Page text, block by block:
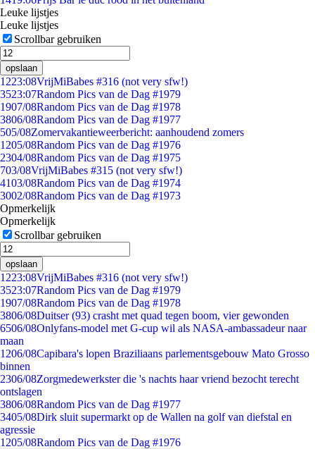
Leuke lijstjes
Leuke lijstjes
Scrollbar gebruiken
opslaan
1223:08VrijMiBabes #316 (not very sfw!)
3523:07Random Pics van de Dag #1979
1907/08Random Pics van de Dag #1978
3806/08Random Pics van de Dag #1977
505/08Zomervakantieweerbericht: aanhoudend zomers
1205/08Random Pics van de Dag #1976
2304/08Random Pics van de Dag #1975
703/08VrijMiBabes #315 (not very sfw!)
4103/08Random Pics van de Dag #1974
3002/08Random Pics van de Dag #1973
Opmerkelijk
Opmerkelijk
Scrollbar gebruiken
opslaan
1223:08VrijMiBabes #316 (not very sfw!)
3523:07Random Pics van de Dag #1979
1907/08Random Pics van de Dag #1978
3806/08Duitser (93) crasht met quad tegen boom, vier gewonden
6506/08Onlyfans-model met G-cup wil als NASA-ambassadeur naar
maan
1206/08Capibara's lopen Braziliaans parlementsgebouw Mato Grosso
binnen
2306/08Zorgmedewerkster die 's nachts haar vriend bezocht terecht
ontslagen
3806/08Random Pics van de Dag #1977
3405/08Dirk sluit supermarkt op de Wallen na golf van diefstal en
agressie
1205/08Random Pics van de Dag #1976